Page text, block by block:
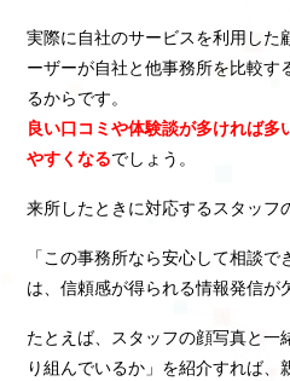
実際に自社のサービスを利用した
ーザーが自社と他事務所を比較す
るからです。
良い口コミや体験談が多ければ多
やすくなるでしょう。
来所したときに対応するスタッフ
「この事務所なら安心して相談
は、信頼感が得られる情報発信が
たとえば、スタッフの顔写真と一
り組んでいるか」を紹介すれば、